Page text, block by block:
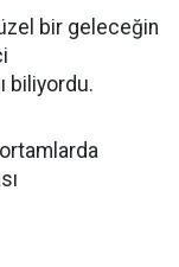
bir geleceğin
biliyordu.